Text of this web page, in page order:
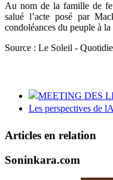
Au nom de la famille de
salué l’acte posé par
condoléances du peuple à
Source : Le Soleil -
MEETING DES
Les perspectives de
Articles en relation
Soninkara.com